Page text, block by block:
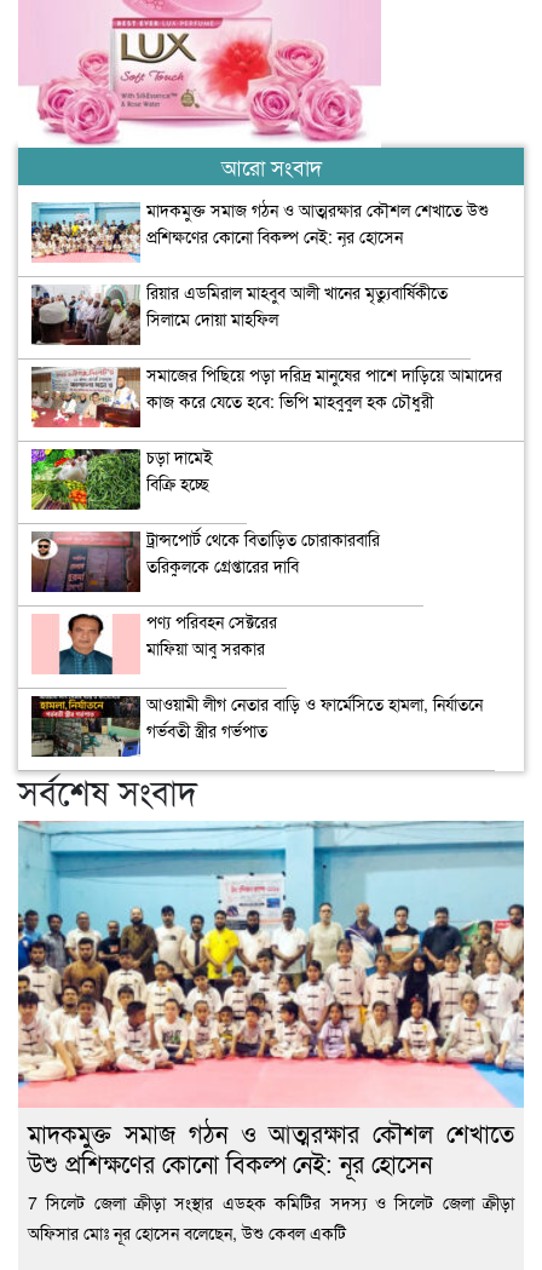
আরো সংবাদ
মাদকমুক্ত সমাজ গঠন ও আত্মরক্ষার কৌশল শেখাতে উশু
প্রশিক্ষণের কোনো বিকল্প নেই: নূর হোসেন
রিয়ার এডমিরাল মাহবুব আলী খানের মৃত্যুবার্ষিকীতে
সিলামে দোয়া মাহফিল
সমাজের পিছিয়ে পড়া দরিদ্র মানুষের পাশে দাড়িয়ে আমাদের
কাজ করে যেতে হবে: ভিপি মাহবুবুল হক চৌধুরী
চড়া দামেই
বিক্রি হচ্ছে
ট্রান্সপোর্ট থেকে বিতাড়িত চোরাকারবারি
তরিকুলকে গ্রেপ্তারের দাবি
পণ্য পরিবহন সেক্টরের
মাফিয়া আবু সরকার
আওয়ামী লীগ নেতার বাড়ি ও ফার্মেসিতে হামলা, নির্যাতনে
গর্ভবতী স্ত্রীর গর্ভপাত
সর্বশেষ সংবাদ
মাদকমুক্ত সমাজ গঠন ও আত্মরক্ষার কৌশল শেখাতে
উশু প্রশিক্ষণের কোনো বিকল্প নেই: নূর হোসেন
7 সিলেট জেলা ক্রীড়া সংস্থার এডহক কমিটির সদস্য ও সিলেট জেলা ক্রীড়া
অফিসার মোঃ নূর হোসেন বলেছেন, উশু কেবল একটি